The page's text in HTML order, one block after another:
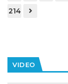
214
VIDEO